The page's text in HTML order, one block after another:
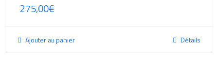
275,00€
Ajouter au panier Détails